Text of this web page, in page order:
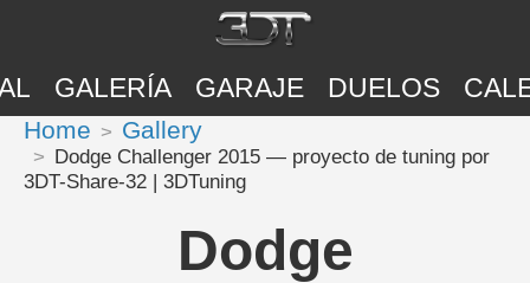
GALERÍA GARAJE DUELOS
Home Gallery
Dodge Challenger 2015 — proyecto de tuning por
3DT-Share-32 | 3DTuning
Dodge